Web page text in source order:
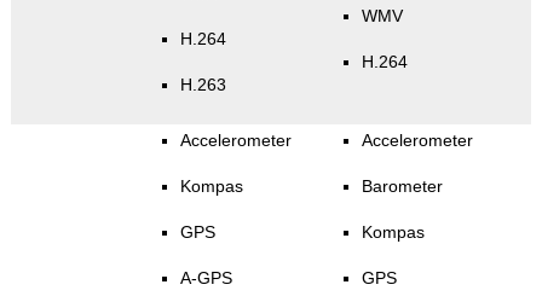
H.264
H.263
WMV
H.264
Accelerometer
Kompas
GPS
A-GPS
Accelerometer
Barometer
Kompas
GPS